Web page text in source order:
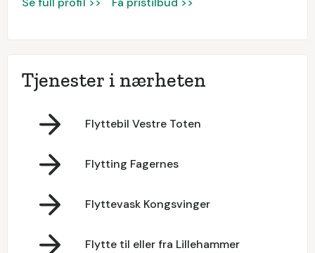
Tjenester i nærheten
Flyttebil Vestre Toten
Flytting Fagernes
Flyttevask Kongsvinger
Flytte til eller fra Lillehammer